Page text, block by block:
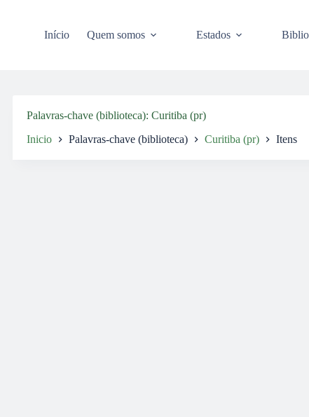
Início Quem somos Estados
Palavras-chave (biblioteca) Curitiba (pr)
Inicio Palavras-chave (biblioteca) Curitiba (pr) Itens